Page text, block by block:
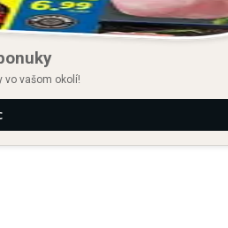
vo vašom okolí!